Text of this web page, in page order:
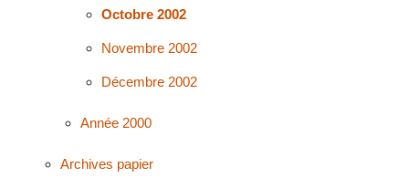
Octobre 2002
Novembre 2002
Décembre 2002
Année 2000
Archives papier